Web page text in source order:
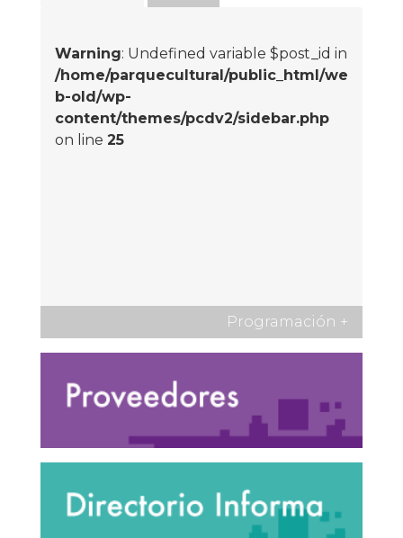
Warning: Undefined variable $post_id in
/home/parquecultural/public_html/we
b-old/wp-
content/themes/pcdv2/sidebar.php
on line 25
Programación +